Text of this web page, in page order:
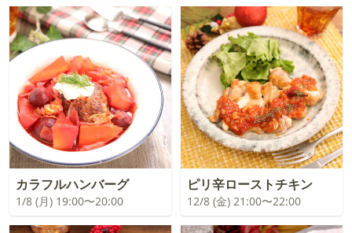
カラフルハンバーグ
1/8 (月) 19:00〜20:00
ピリ辛ローストチキン
12/8 (金) 21:00〜22:00